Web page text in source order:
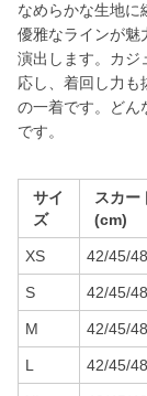
なめらかな生地に
優雅なラインが魅
演出します。カジ
応し、着回し力も
の一着です。どん
です。
サイ
ズ
スカー
(cm)
XS 42/45/48
S 42/45/48
M 42/45/48
L 42/45/48